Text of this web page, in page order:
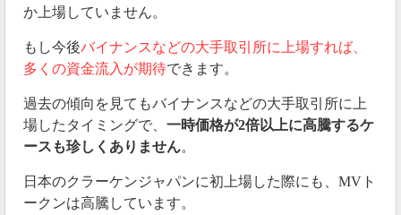
か上場していません。
もし今後バイナンスなどの大手取引所に上場すれば、
多くの資金流入が期待できます。
過去の傾向を見てもバイナンスなどの大手取引所に上
場したタイミングで、 一時価格が2倍以上に高騰するケ
ースも珍しくありません。
日本のクラーケンジャパンに初上場した際にも、MVト
ークンは高騰しています。